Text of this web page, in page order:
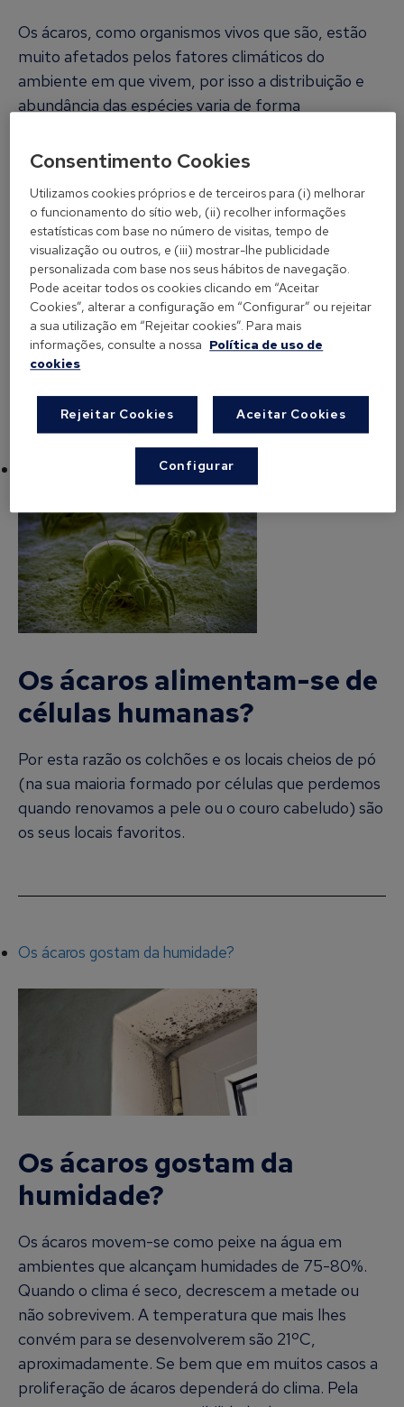
Os ácaros, como organismos vivos que são, estão
muito afetados pelos fatores climáticos do
ambiente em que vivem, por isso a distribuição e
abundância das espécies varia de forma
localidade. Nas zonas costeiras da Península
se encontram mais espécies de ácaros e em maior
quantidade, sendo Dermatophagoides
pteronyssinus e Dermatophagoides farinae as
espécies mais abundantes nas habitações. Pelo
contrário, nas regiões do interior da península há
pouca presença de ácaros, já que o clima é seco,
devido a uma humidade relativa abaixo dos 50%.
Os ácaros alimentam-se de células humanas?
Os ácaros alimentam-se de
células humanas?
Por esta razão os colchões e os locais cheios de pó
(na sua maioria formado por células que perdemos
quando renovamos a pele ou o couro cabeludo) são
os seus locais favoritos.
Os ácaros gostam da humidade?
Os ácaros gostam da
humidade?
Os ácaros movem-se como peixe na água em
ambientes que alcançam humidades de 75-80%.
Quando o clima é seco, decrescem a metade ou
não sobrevivem. A temperatura que mais lhes
convém para se desenvolverem são 21ºC,
aproximadamente. Se bem que em muitos casos a
proliferação de ácaros dependerá do clima. Pela
Consentimento Cookies
Utilizamos cookies próprios e de terceiros para (i) melhorar
o funcionamento do sítio web, (ii) recolher informações
estatísticas com base no número de visitas, tempo de
visualização ou outros, e (iii) mostrar-lhe publicidade
personalizada com base nos seus hábitos de navegação.
Pode aceitar todos os cookies clicando em “Aceitar
Cookies”, alterar a configuração em “Configurar” ou rejeitar
a sua utilização em “Rejeitar cookies”. Para mais
informações, consulte a nossa Política de uso de
cookies
Rejeitar Cookies Aceitar Cookies
Configurar